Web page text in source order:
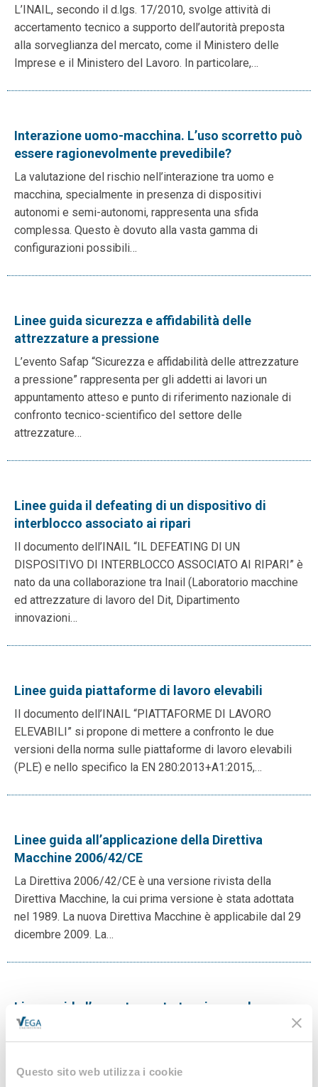
Questo sito web utilizza i cookie
L’INAIL, secondo il d.lgs. 17/2010, svolge attività di
accertamento tecnico a supporto dell’autorità preposta
alla sorveglianza del mercato, come il Ministero delle
Imprese e il Ministero del Lavoro. In particolare,…
Interazione uomo-macchina. L’uso scorretto può
essere ragionevolmente prevedibile?
La valutazione del rischio nell’interazione tra uomo e
macchina, specialmente in presenza di dispositivi
autonomi e semi-autonomi, rappresenta una sfida
complessa. Questo è dovuto alla vasta gamma di
configurazioni possibili…
Linee guida sicurezza e affidabilità delle
attrezzature a pressione
L’evento Safap “Sicurezza e affidabilità delle attrezzature
a pressione” rappresenta per gli addetti ai lavori un
appuntamento atteso e punto di riferimento nazionale di
confronto tecnico-scientifico del settore delle
attrezzature…
Linee guida il defeating di un dispositivo di
interblocco associato ai ripari
Il documento dell’INAIL “IL DEFEATING DI UN
DISPOSITIVO DI INTERBLOCCO ASSOCIATO AI RIPARI” è
nato da una collaborazione tra Inail (Laboratorio macchine
ed attrezzature di lavoro del Dit, Dipartimento
innovazioni…
Linee guida piattaforme di lavoro elevabili
Il documento dell’INAIL “PIATTAFORME DI LAVORO
ELEVABILI” si propone di mettere a confronto le due
versioni della norma sulle piattaforme di lavoro elevabili
(PLE) e nello specifico la EN 280:2013+A1:2015,…
Linee guida all’applicazione della Direttiva
Macchine 2006/42/CE
La Direttiva 2006/42/CE è una versione rivista della
Direttiva Macchine, la cui prima versione è stata adottata
nel 1989. La nuova Direttiva Macchine è applicabile dal 29
dicembre 2009. La…
Linee guida l’accertamento tecnico per la
sicurezza delle macchine alimentari
prepotentemente il valore della diffusione delle